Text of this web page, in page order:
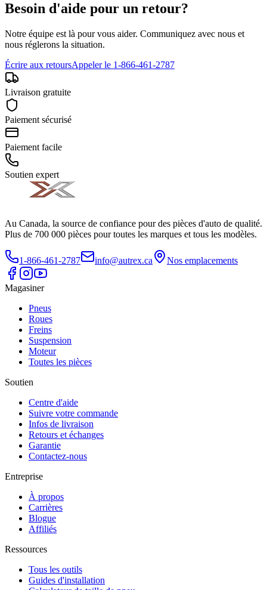
Besoin d'aide pour un retour?
Notre équipe est là pour vous aider. Communiquez avec nous et
nous réglerons la situation.
Écrire aux retoursAppeler le 1-866-461-2787
Livraison gratuite
Paiement sécurisé
Paiement facile
Soutien expert
Au Canada, la source de confiance pour des pièces d'auto de qualité.
Plus de 700 000 pièces pour toutes les marques et tous les modèles.
1-866-461-2787 info@autrex.ca Nos emplacements
Magasiner
Pneus
Roues
Freins
Suspension
Moteur
Toutes les pièces
Soutien
Centre d'aide
Suivre votre commande
Infos de livraison
Retours et échanges
Garantie
Contactez-nous
Entreprise
À propos
Carrières
Blogue
Affiliés
Ressources
Tous les outils
Guides d'installation